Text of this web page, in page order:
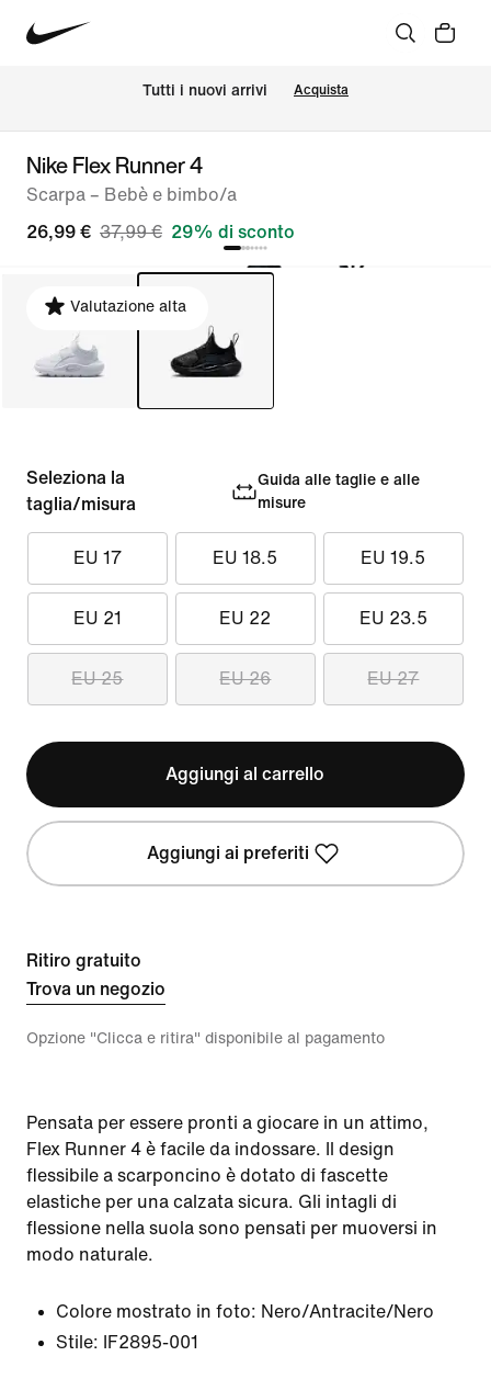
Tutti i nuovi arrivi Acquista
Nike Flex Runner 4
Scarpa – Bebè e bimbo/a
26,99 € 37,99 € 29% di sconto
Valutazione alta
Seleziona la
taglia/misura
Guida alle taglie e alle
misure
EU 17 EU 18.5 EU 19.5
EU 21 EU 22 EU 23.5
EU 25 EU 26 EU 27
Aggiungi al carrello
Aggiungi ai preferiti
Ritiro gratuito
Trova un negozio
Opzione "Clicca e ritira" disponibile al pagamento
Pensata per essere pronti a giocare in un attimo,
Flex Runner 4 è facile da indossare. Il design
flessibile a scarponcino è dotato di fascette
elastiche per una calzata sicura. Gli intagli di
flessione nella suola sono pensati per muoversi in
modo naturale.
Colore mostrato in foto: Nero/Antracite/Nero
Stile:
IF2895-001